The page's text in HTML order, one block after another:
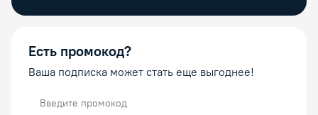
Есть промокод?
Ваша подписка может стать еще выгоднее!